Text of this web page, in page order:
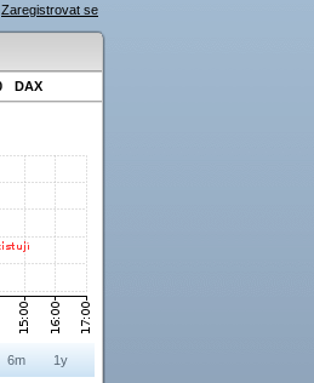
Zaregistrovat se
DAX
6m 1y